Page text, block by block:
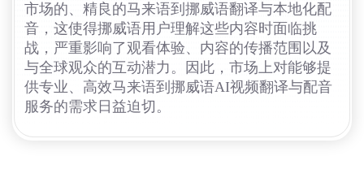
市场的、精良的马来语到挪威语翻译与本地化配
音，这使得挪威语用户理解这些内容时面临挑
战，严重影响了观看体验、内容的传播范围以及
与全球观众的互动潜力。因此，市场上对能够提
供专业、高效马来语到挪威语AI视频翻译与配音
服务的需求日益迫切。